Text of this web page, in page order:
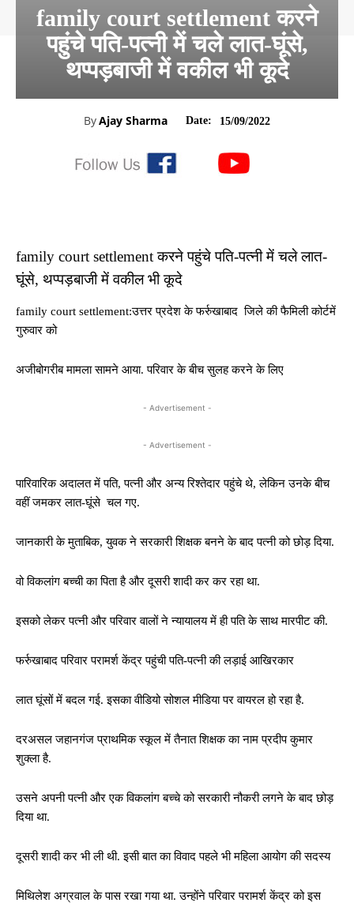
family court settlement करने
पहुंचे पति-पत्नी में चले लात-घूंसे,
थप्पड़बाजी में वकील भी कूदे
ByAjay Sharma Date: 15/09/2022
family court settlement करने पहुंचे पति-पत्नी में चले लात-
घूंसे, थप्पड़बाजी में वकील भी कूदे
family court settlement:उत्तर प्रदेश के फर्रुखाबाद जिले की फैमिली कोर्टमें
गुरुवार को
अजीबोगरीब मामला सामने आया. परिवार के बीच सुलह करने के लिए
- Advertisement -
- Advertisement -
पारिवारिक अदालत में पति, पत्नी और अन्य रिश्तेदार पहुंचे थे, लेकिन उनके बीच
वहीं जमकर लात-घूंसे चल गए.
जानकारी के मुताबिक, युवक ने सरकारी शिक्षक बनने के बाद पत्नी को छोड़ दिया.
वो विकलांग बच्ची का पिता है और दूसरी शादी कर कर रहा था.
इसको लेकर पत्नी और परिवार वालों ने न्यायालय में ही पति के साथ मारपीट की.
फर्रुखाबाद परिवार परामर्श केंद्र पहुंची पति-पत्नी की लड़ाई आखिरकार
लात घूंसों में बदल गई. इसका वीडियो सोशल मीडिया पर वायरल हो रहा है.
दरअसल जहानगंज प्राथमिक स्कूल में तैनात शिक्षक का नाम प्रदीप कुमार
शुक्ला है.
उसने अपनी पत्नी और एक विकलांग बच्चे को सरकारी नौकरी लगने के बाद छोड़
दिया था.
दूसरी शादी कर भी ली थी. इसी बात का विवाद पहले भी महिला आयोग की सदस्य
मिथिलेश अग्रवाल के पास रखा गया था. उन्होंने परिवार परामर्श केंद्र को इस